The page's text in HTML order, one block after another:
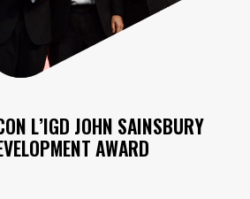
L’IGD JOHN SAINSBURY
AWARD